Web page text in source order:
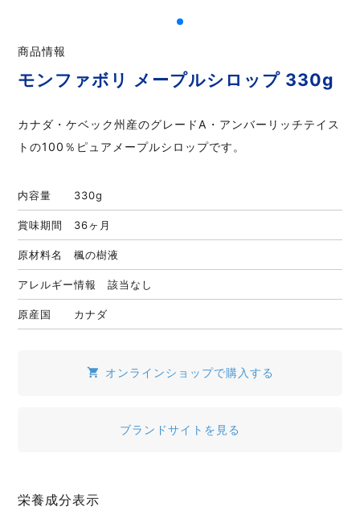
商品情報
モンファボリ メープルシロップ 330g
カナダ・ケベック州産のグレードA・アンバーリッチテイス
トの100％ピュアメープルシロップです。
内容量 330g
賞味期間 36ヶ月
原材料名 楓の樹液
アレルギー情報 該当なし
原産国 カナダ
オンラインショップで購入する
ブランドサイトを見る
栄養成分表示